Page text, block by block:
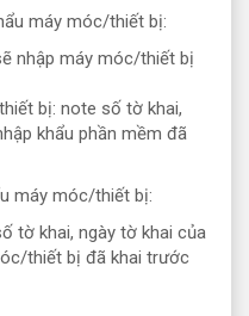
máy móc/thiết bị:
nhập máy móc/thiết bị
bị: note số tờ khai,
khẩu phần mềm đã
máy móc/thiết bị:
tờ khai, ngày tờ khai của
thiết bị đã khai trước